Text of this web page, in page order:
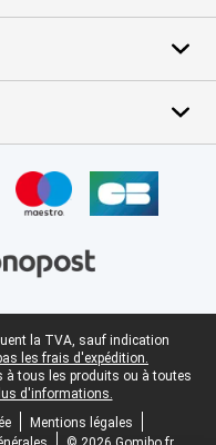
la TVA, sauf indication
les frais d'expédition.
à tous les produits ou à toutes
d'informations.
Mentions légales